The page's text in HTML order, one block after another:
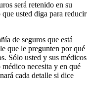
será retenido en su
usted diga para reducir
de seguros que está
que le pregunten por qué
Sólo usted y sus médicos
necesita y en qué
cada detalle si dice